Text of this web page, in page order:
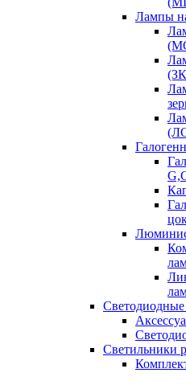
Лампы
Светильники